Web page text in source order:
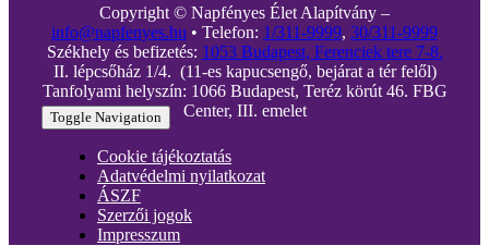
Copyright © Napfényes Élet Alapítvány –
info@napfenyes.hu • Telefon: 1/311-9999, 30/311-9999
Székhely és befizetés: 1053 Budapest, Ferenciek tere 7-8.
II. lépcsőház 1/4. (11-es kapucsengő, bejárat a tér felől)
Tanfolyami helyszín: 1066 Budapest, Teréz körút 46. FBG
Center, III. emelet
Toggle Navigation
Cookie tájékoztatás
Adatvédelmi nyilatkozat
ÁSZF
Szerzői jogok
Impresszum